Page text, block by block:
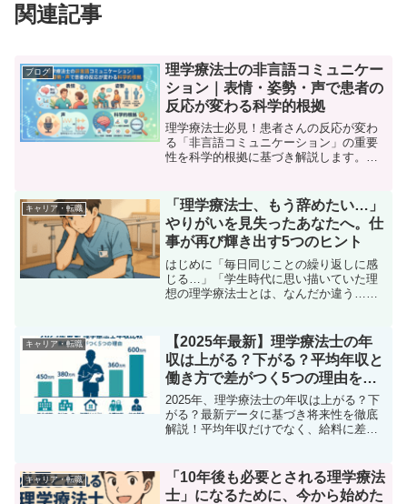
関連記事
ブログ
理学療法士の非言語コミュニケー
ション｜表情・姿勢・声で患者の
反応が変わる科学的根拠
理学療法士必見！患者さんの反応が変わ
る「非言語コミュニケーション」の重要
性を科学的根拠に基づき解説します。表
ぐに実践できる、患者の意欲を引き出す
具体的なコツをご紹介します。
キャリア・転職
「理学療法士、もう辞めたい…」
やりがいを見失ったあなたへ。仕
事が再び輝き出す5つのヒント
はじめに「毎日同じことの繰り返しに感
じる…」「学生時代に思い描いていた理
想の理学療法士とは、なんだか違う…」
てしまった…」かつての私がそうだった
ように、ふと理学療法士と...
キャリア・転職
【2025年最新】理学療法士の年
収は上がる？下がる？平均年収と
働き方で差がつく5つの理由を徹
底解説！
2025年、理学療法士の年収は上がる？下
がる？最新データに基づき将来性を徹底
解説！平均年収だけでなく、給料に差が
す理学療法士は必見です。
キャリア・転職
「10年後も必要とされる理学療法
士」になるために、今から始めた